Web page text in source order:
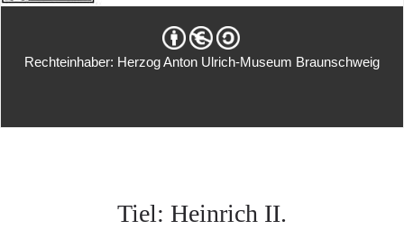
Rechteinhaber: Herzog Anton Ulrich-Museum Braunschweig
Tiel: Heinrich II.